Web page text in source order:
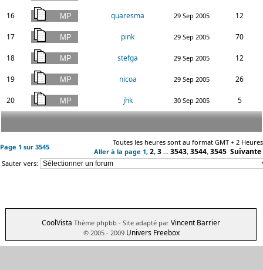
16 quaresma 29 Sep 2005 12
17 pink 29 Sep 2005 70
18 stefga 29 Sep 2005 12
19 nicoa 29 Sep 2005 26
20 jhk 30 Sep 2005 5
Page 1 sur 3545
Toutes les heures sont au format GMT + 2 Heures
Aller à la page 1, 2, 3 ... 3543, 3544, 3545 Suivante
Sauter vers:
CoolVista Thème phpbb - Site adapté par Vincent Barrier
© 2005 - 2009 Univers Freebox